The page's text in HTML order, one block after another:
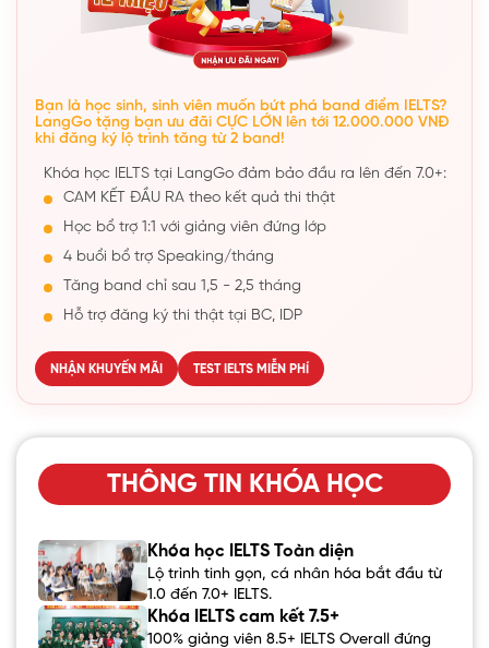
Bạn là học sinh, sinh viên muốn bứt phá band điểm IELTS?
LangGo tặng bạn ưu đãi CỰC LỚN lên tới 12.000.000 VNĐ
khi đăng ký lộ trình tăng từ 2 band!
Khóa học IELTS tại LangGo đảm bảo đầu ra lên đến 7.0+:
CAM KẾT ĐẦU RA theo kết quả thi thật
Học bổ trợ 1:1 với giảng viên đứng lớp
4 buổi bổ trợ Speaking/tháng
Tăng band chỉ sau 1,5 - 2,5 tháng
Hỗ trợ đăng ký thi thật tại BC, IDP
NHẬN KHUYẾN MÃI TEST IELTS MIỄN PHÍ
THÔNG TIN KHÓA HỌC
Khóa học IELTS Toàn diện
Lộ trình tinh gọn, cá nhân hóa bắt đầu từ
1.0 đến 7.0+ IELTS.
Khóa IELTS cam kết 7.5+
100% giảng viên 8.5+ IELTS Overall đứng